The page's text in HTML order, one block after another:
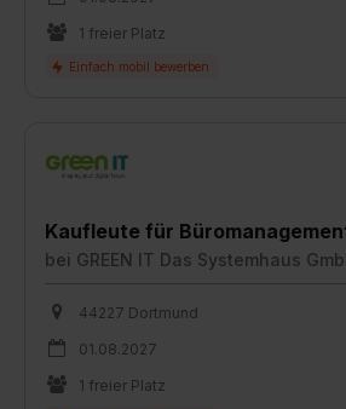
1 freier Platz
Kaufleute für
bei GREEN IT Das Systemhaus
44227 Dortmund
01.08.2027
1 freier Platz